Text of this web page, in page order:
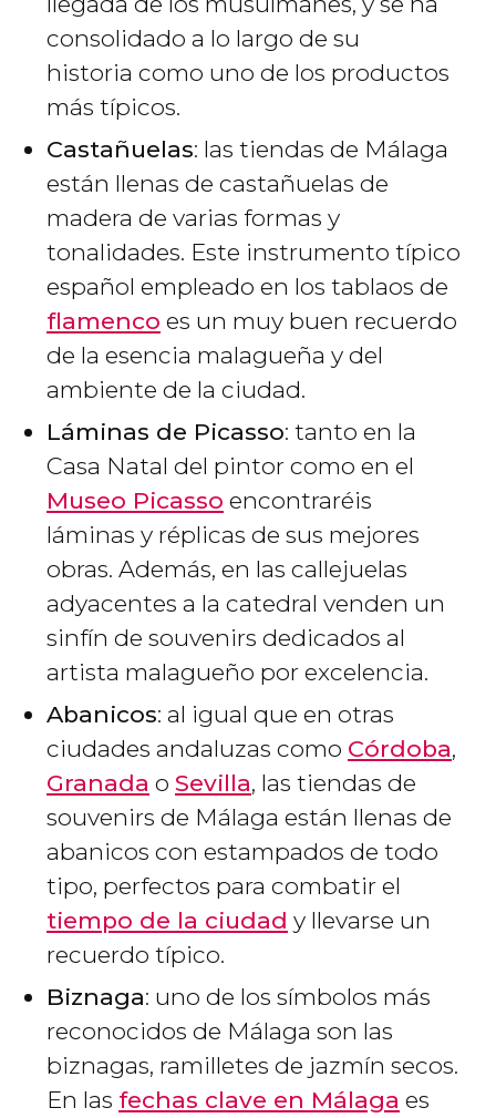
consolidado a lo largo de su
historia como uno de los productos
más típicos.
Castañuelas: las tiendas de Málaga
están llenas de castañuelas de
madera de varias formas y
tonalidades. Este instrumento típico
español empleado en los tablaos de
flamenco es un muy buen recuerdo
de la esencia malagueña y del
ambiente de la ciudad.
Láminas de Picasso: tanto en la
Casa Natal del pintor como en el
Museo Picasso encontraréis
láminas y réplicas de sus mejores
obras. Además, en las callejuelas
adyacentes a la catedral venden un
sinfín de souvenirs dedicados al
artista malagueño por excelencia.
Abanicos: al igual que en otras
ciudades andaluzas como Córdoba,
Granada o Sevilla, las tiendas de
souvenirs de Málaga están llenas de
abanicos con estampados de todo
tipo, perfectos para combatir el
tiempo de la ciudad y llevarse un
recuerdo típico.
Biznaga: uno de los símbolos más
reconocidos de Málaga son las
biznagas, ramilletes de jazmín secos.
En las fechas clave en Málaga es